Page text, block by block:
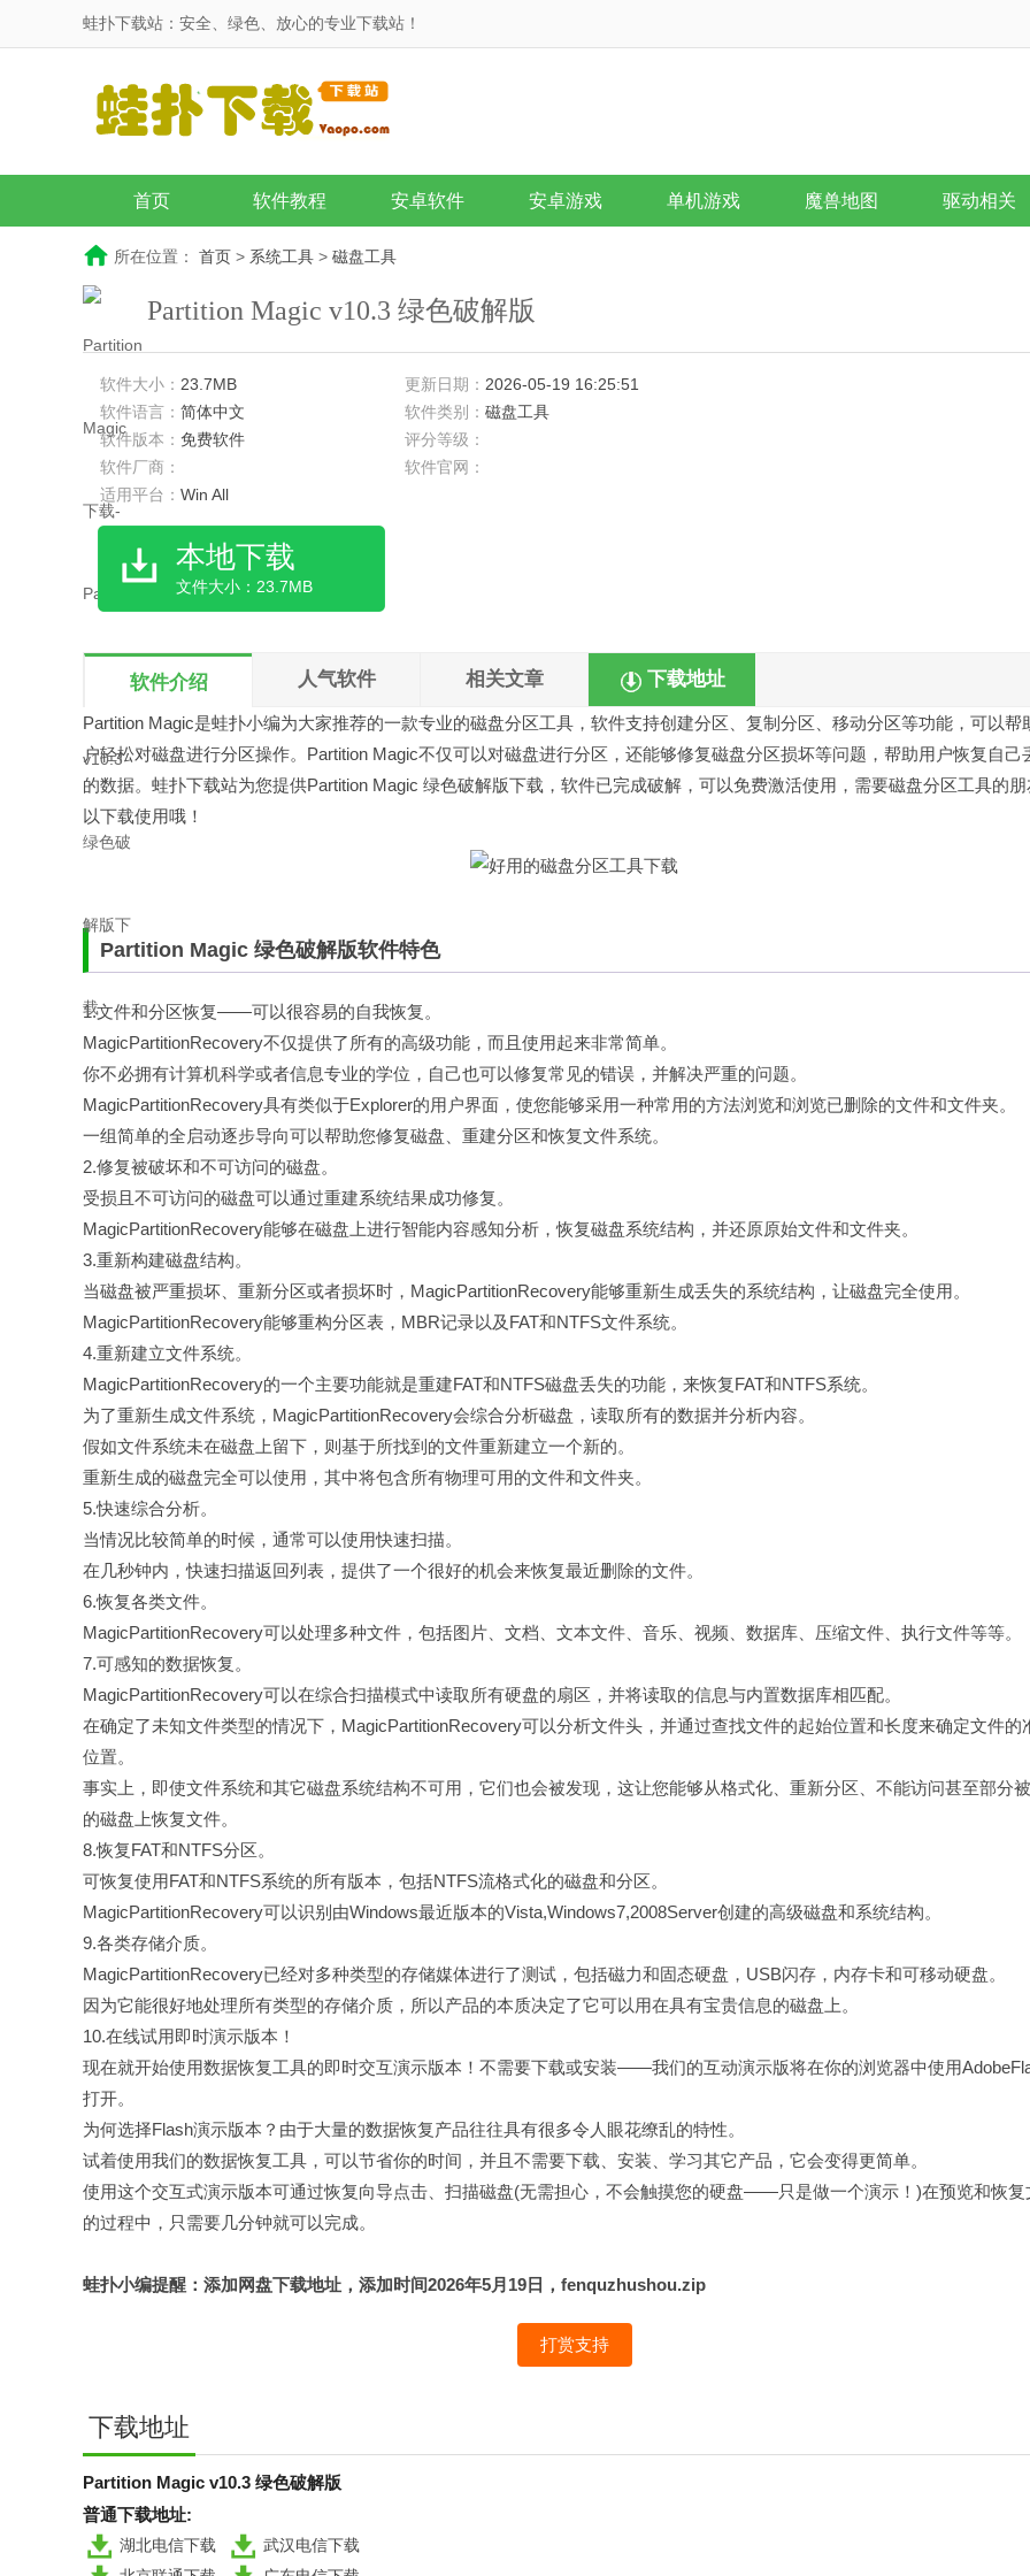
蛙扑下载站：安全、绿色、放心的专业下载站！
首页 软件教程 安卓软件 安卓游戏 单机游戏 魔兽地图 驱动相关
所在位置： 首页 > 系统工具 > 磁盘工具
Partition Magic v10.3 绿色破解版
软件大小： 23.7MB 更新日期： 2026-05-19 16:25:51
软件语言： 简体中文 软件类别： 磁盘工具
软件版本： 免费软件
评分等级：
软件厂商：
软件官网：
适用平台： Win All
本地下载
文件大小：23.7MB
软件介绍 人气软件 相关文章 下载地址
Partition Magic是蛙扑小编为大家推荐的一款专业的磁盘分区工具，软件支持创建分区、复制分区、移动分区等功能，可以帮
户轻松对磁盘进行分区操作。Partition Magic不仅可以对磁盘进行分区，还能够修复磁盘分区损坏等问题，帮助用户恢复自己
的数据。蛙扑下载站为您提供Partition Magic 绿色破解版下载，软件已完成破解，可以免费激活使用，需要磁盘分区工具的
以下载使用哦！
Partition Magic 绿色破解版软件特色
1.文件和分区恢复——可以很容易的自我恢复。
MagicPartitionRecovery不仅提供了所有的高级功能，而且使用起来非常简单。
你不必拥有计算机科学或者信息专业的学位，自己也可以修复常见的错误，并解决严重的问题。
MagicPartitionRecovery具有类似于Explorer的用户界面，使您能够采用一种常用的方法浏览和浏览已删除的文件和文件夹。
一组简单的全启动逐步导向可以帮助您修复磁盘、重建分区和恢复文件系统。
2.修复被破坏和不可访问的磁盘。
受损且不可访问的磁盘可以通过重建系统结果成功修复。
MagicPartitionRecovery能够在磁盘上进行智能内容感知分析，恢复磁盘系统结构，并还原原始文件和文件夹。
3.重新构建磁盘结构。
当磁盘被严重损坏、重新分区或者损坏时，MagicPartitionRecovery能够重新生成丢失的系统结构，让磁盘完全使用。
MagicPartitionRecovery能够重构分区表，MBR记录以及FAT和NTFS文件系统。
4.重新建立文件系统。
MagicPartitionRecovery的一个主要功能就是重建FAT和NTFS磁盘丢失的功能，来恢复FAT和NTFS系统。
为了重新生成文件系统，MagicPartitionRecovery会综合分析磁盘，读取所有的数据并分析内容。
假如文件系统未在磁盘上留下，则基于所找到的文件重新建立一个新的。
重新生成的磁盘完全可以使用，其中将包含所有物理可用的文件和文件夹。
5.快速综合分析。
当情况比较简单的时候，通常可以使用快速扫描。
在几秒钟内，快速扫描返回列表，提供了一个很好的机会来恢复最近删除的文件。
6.恢复各类文件。
MagicPartitionRecovery可以处理多种文件，包括图片、文档、文本文件、音乐、视频、数据库、压缩文件、执行文件等等。
7.可感知的数据恢复 。
MagicPartitionRecovery可以在综合扫描模式中读取所有硬盘的扇区，并将读取的信息与内置数据库相匹配。
在确定了未知文件类型的情况下，MagicPartitionRecovery可以分析文件头，并通过查找文件的起始位置和长度来确定文件的
位置。
事实上，即使文件系统和其它磁盘系统结构不可用，它们也会被发现，这让您能够从格式化、重新分区、不能访问甚至部分
的磁盘上恢复文件。
8.恢复FAT和NTFS分区。
可恢复使用FAT和NTFS系统的所有版本，包括NTFS流格式化的磁盘和分区。
MagicPartitionRecovery可以识别由Windows最近版本的Vista,Windows7,2008Server创建的高级磁盘和系统结构。
9.各类存储介质。
MagicPartitionRecovery已经对多种类型的存储媒体进行了测试，包括磁力和固态硬盘，USB闪存，内存卡和可移动硬盘。
因为它能很好地处理所有类型的存储介质，所以产品的本质决定了它可以用在具有宝贵信息的磁盘上。
10.在线试用即时演示版本！
现在就开始使用数据恢复工具的即时交互演示版本！不需要下载或安装——我们的互动演示版将在你的浏览器中使用
打开。
为何选择Flash演示版本？由于大量的数据恢复产品往往具有很多令人眼花缭乱的特性。
试着使用我们的数据恢复工具，可以节省你的时间，并且不需要下载、安装、学习其它产品，它会变得更简单。
使用这个交互式演示版本可通过恢复向导点击、扫描磁盘(无需担心，不会触摸您的硬盘——只是做一个演示！)在预览和恢复
的过程中，只需要几分钟就可以完成。
蛙扑小编提醒：添加网盘下载地址，添加时间2026年5月19日，fenquzhushou.zip
打赏支持
下载地址
Partition Magic v10.3 绿色破解版
普通下载地址:
湖北电信下载
武汉电信下载